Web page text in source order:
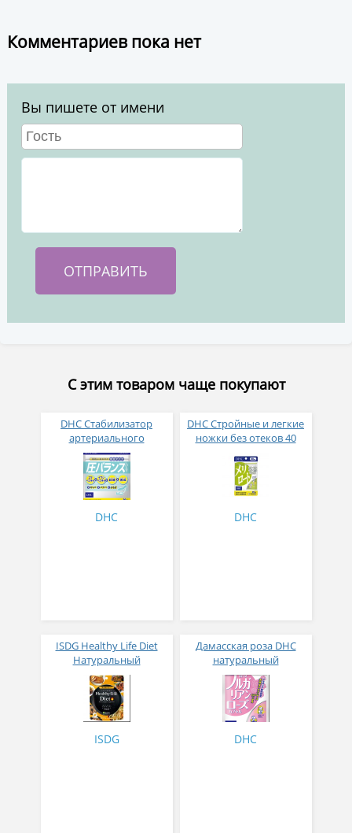
Комментариев пока нет
Вы пишете от имени
С этим товаром чаще покупают
DHC Стабилизатор
артериального
давления 90 капсул на 30
дней
DHC
DHC Стройные и легкие
ножки без отеков 40
DHC
ISDG Healthy Life Diet
Натуральный
жиросжигатель с МСТ и
фукоксантином № 40 на
20 дней
ISDG
Дамасская роза DHC
натуральный
афродизиак для
женщин, нормализует
гормонольный фон,
устраняет запах 60
DHC